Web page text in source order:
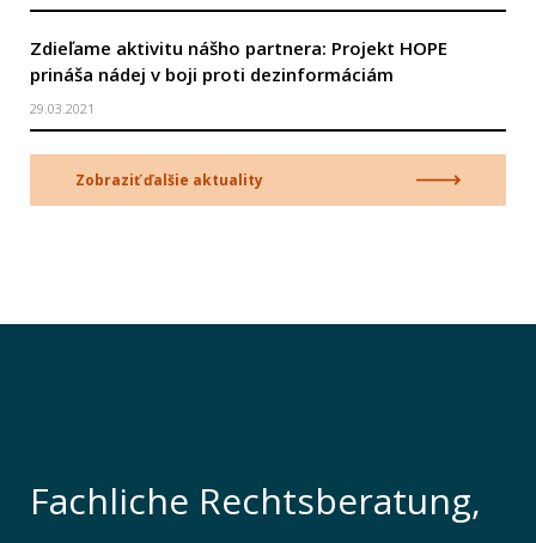
Zdieľame aktivitu nášho partnera: Projekt HOPE
prináša nádej v boji proti dezinformáciám
29.03.2021
Zobraziť ďalšie aktuality
Fachliche Rechtsberatung,